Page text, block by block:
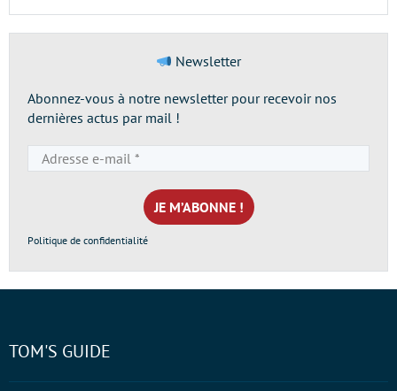
Newsletter
Abonnez-vous à notre newsletter pour recevoir nos
dernières actus par mail !
e-
mail
*
Politique de confidentialité
TOM'S GUIDE